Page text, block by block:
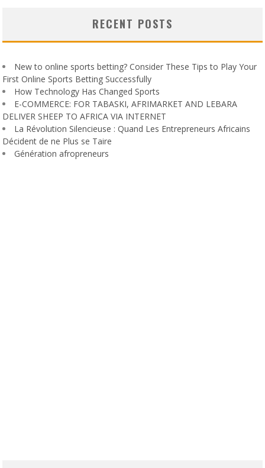
RECENT POSTS
New to online sports betting? Consider These Tips to Play Your
First Online Sports Betting Successfully
How Technology Has Changed Sports
E-COMMERCE: FOR TABASKI, AFRIMARKET AND LEBARA
DELIVER SHEEP TO AFRICA VIA INTERNET
La Révolution Silencieuse : Quand Les Entrepreneurs Africains
Décident de ne Plus se Taire
Génération afropreneurs